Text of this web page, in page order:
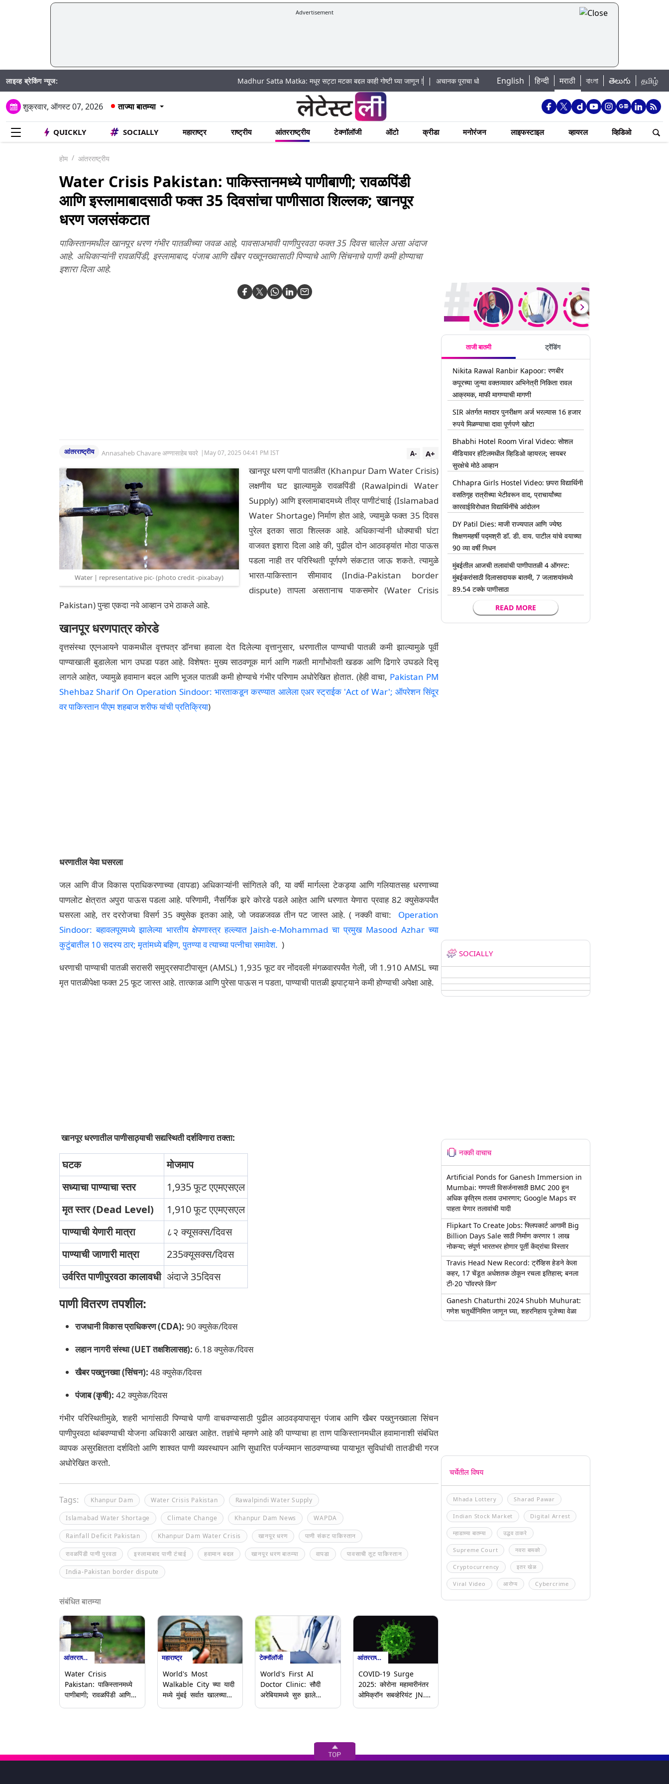
Advertisement
लाइव्ह ब्रेकिंग न्यूज: Madhur Satta Matka: मधूर सट्टा मटका बद्दल काही गोष्टी घ्या जाणून !|अचानक पूराचा धोका: खडकवासला धरणातून मुठानदी पात्रात विसर्ग सुरु; नागरिकांना नदीपात्रात न
English हिन्दी मराठी বাংলা తెలుగు தமிழ்
शुक्रवार, ऑगस्ट 07, 2026 ताज्या बातम्या
QUICKLY SOCIALLY महाराष्ट्र राष्ट्रीय आंतरराष्ट्रीय टेक्नॉलॉजी ऑटो क्रीडा मनोरंजन लाइफस्टाइल व्हायरल व्हिडिओ
होम आंतरराष्ट्रीय
Water Crisis Pakistan: पाकिस्तानमध्ये पाणीबाणी; रावळपिंडी
आणि इस्लामाबादसाठी फक्त 35 दिवसांचा पाणीसाठा शिल्लक; खानपूर
धरण जलसंकटात
पाकिस्तानमधील खानपूर धरण गंभीर पातळीच्या जवळ आहे, पावसाअभावी पाणीपुरवठा फक्त 35 दिवस चालेल असा अंदाज
आहे. अधिकाऱ्यांनी रावळपिंडी, इस्लामाबाद, पंजाब आणि खैबर पख्तूनख्वासाठी पिण्याचे आणि सिंचनाचे पाणी कमी होण्याचा
इशारा दिला आहे.
आंतरराष्ट्रीय Annasaheb Chavare अण्णासाहेब चवरे | May 07, 2025 04:41 PM IST A+
A-
Water | representative pic- (photo credit -pixabay)
खानपूर धरण पाणी पातळीत (Khanpur Dam Water Crisis)
लक्षणीय घट झाल्यामुळे रावळपिंडी (Rawalpindi Water
Supply) आणि इस्लामाबादमध्ये तीव्र पाणीटंचाई (Islamabad
Water Shortage) निर्माण होत आहे, ज्यामुळे फक्त 35 दिवस
पुरेल इतका साठा शिल्लक आहे. अधिकाऱ्यांनी धोक्याची घंटा
वाजवत इशारा दिला आहे की, पुढील दोन आठवड्यांत मोठा पाऊस
पडला नाही तर परिस्थिती पूर्णपणे संकटात जाऊ शकते. त्यामुळे
भारत-पाकिस्तान सीमावाद (India-Pakistan border
dispute) तापला असतानाच पाकसमोर (Water Crisis
Pakistan) पुन्हा एकदा नवे आव्हान उभे ठाकले आहे.
खानपूर धरणपात्र कोरडे
वृत्तसंस्था एएनआयने पाकमधील वृत्तपत्र डॉनचा हवाला देत दिलेल्या वृत्तानुसार, धरणातील पाण्याची पातळी कमी झाल्यामुळे पूर्वी
पाण्याखाली बुडालेला भाग उघडा पडत आहे. विशेषतः मुख्य साठवणूक मार्ग आणि गळती मार्गांभोवती खडक आणि ढिगारे उघडले दिसू
लागले आहेत, ज्यामुळे हवामान बदल आणि भूजल पातळी कमी होण्याचे गंभीर परिणाम अधोरेखित होतात. (हेही वाचा, Pakistan PM
Shehbaz Sharif On Operation Sindoor: भारताकडून करण्यात आलेला एअर स्ट्राईक 'Act of War'; ऑपरेशन सिंदूर
वर पाकिस्तान पीएम शहबाज शरीफ यांची प्रतिक्रिया)
धरणातील येवा घसरला
जल आणि वीज विकास प्राधिकरणाच्या (वापडा) अधिकाऱ्यांनी सांगितले की, या वर्षी मार्गल्ला टेकड्या आणि गलियातसह धरणाच्या
पाणलोट क्षेत्रात अपुरा पाऊस पडला आहे. परिणामी, नैसर्गिक झरे कोरडे पडले आहेत आणि धरणात येणारा प्रवाह 82 क्युसेकपर्यंत
घसरला आहे, तर दररोजचा विसर्ग 35 क्युसेक इतका आहे, जो जवळजवळ तीन पट जास्त आहे. ( नक्की वाचा: Operation
Sindoor: बहावलपूरमध्ये झालेल्या भारतीय क्षेपणास्त्र हल्ल्यात Jaish-e-Mohammad चा प्रमुख Masood Azhar च्या
कुटुंबातील 10 सदस्य ठार; मृतांमध्ये बहिण, पुतण्या व त्याच्या पत्नीचा समावेश. )
धरणाची पाण्याची पातळी सरासरी समुद्रसपाटीपासून (AMSL) 1,935 फूट वर नोंदवली मंगळवारपर्यंत गेली, जी 1.910 AMSL च्या
मृत पातळीपेक्षा फक्त 25 फूट जास्त आहे. तात्काळ आणि पुरेसा पाऊस न पडता, पाण्याची पातळी झपाट्याने कमी होण्याची अपेक्षा आहे.
खानपूर धरणातील पाणीसाठ्याची सद्यस्थिती दर्शविणारा तक्ता:
घटक
मोजमाप
सध्याचा पाण्याचा स्तर
1,935 फूट एएमएसएल
मृत स्तर (Dead Level)
1,910 फूट एएमएसएल
पाण्याची येणारी मात्रा
८२ क्यूसक्स/दिवस
पाण्याची जाणारी मात्रा
235क्यूसक्स/दिवस
उर्वरित पाणीपुरवठा कालावधी अंदाजे 35दिवस
पाणी वितरण तपशील:
राजधानी विकास प्राधिकरण (CDA): 90 क्युसेक/दिवस
लहान नागरी संस्था (UET तक्षशिलासह): 6.18 क्युसेक/दिवस
खैबर पख्तुनख्वा (सिंचन): 48 क्युसेक/दिवस
पंजाब (कृषी): 42 क्युसेक/दिवस
गंभीर परिस्थितीमुळे, शहरी भागांसाठी पिण्याचे पाणी वाचवण्यासाठी पुढील आठवड्यापासून पंजाब आणि खैबर पख्तुनख्वाला सिंचन
पाणीपुरवठा थांबवण्याची योजना अधिकारी आखत आहेत. तज्ञांचे म्हणणे आहे की पाण्याचा हा ताण पाकिस्तानमधील हवामानाशी संबंधित
व्यापक असुरक्षितता दर्शवितो आणि शाश्वत पाणी व्यवस्थापन आणि सुधारित पर्जन्यमान साठवण्याच्या पायाभूत सुविधांची तातडीची गरज
अधोरेखित करतो.
Tags: Khanpur Dam Water Crisis Pakistan Rawalpindi Water Supply
Islamabad Water Shortage Climate Change Khanpur Dam News WAPDA
Rainfall Deficit Pakistan Khanpur Dam Water Crisis खानपूर धरण पाणी संकट पाकिस्तान
रावळपिंडी पाणी पुरवठा इस्लामाबाद पाणी टंचाई हवामान बदल खानपूर धरण बातम्या वापडा पावसाची तूट पाकिस्तान
India-Pakistan border dispute
संबंधित बातम्या
आंतरराष्ट्रीय
Water Crisis
Pakistan: पाकिस्तानमध्ये
पाणीबाणी; रावळपिंडी आणि
महाराष्ट्र
World's Most
Walkable City च्या यादी
मध्ये मुंबई सर्वात खालच्या
टेक्नॉलॉजी
World's First AI
Doctor Clinic: सौदी
अरेबियामध्ये सुरु झाले
आंतरराष्ट्रीय
COVID-19 Surge
2025: कोरोना महामारीनंतर
ओमिक्रॉन सबव्हेरियंट JN.1
ताजी बातमी ट्रेंडिंग
Nikita Rawal Ranbir Kapoor: रणबीर
कपूरच्या जुन्या वक्तव्यावर अभिनेत्री निकिता रावल
आक्रमक, माफी मागण्याची मागणी
SIR अंतर्गत मतदार पुनरीक्षण अर्ज भरल्यास 16 हजार
रुपये मिळण्याचा दावा पूर्णपणे खोटा
Bhabhi Hotel Room Viral Video: सोशल
मीडियावर हॉटेलमधील व्हिडिओ व्हायरल; सायबर
सुरक्षेचे मोठे आव्हान
Chhapra Girls Hostel Video: छपरा विद्यार्थिनी
वसतिगृह रात्रीच्या भेटीवरून वाद, प्राचार्यांच्या
कारवाईविरोधात विद्यार्थिनींचे आंदोलन
DY Patil Dies: माजी राज्यपाल आणि ज्येष्ठ
शिक्षणमहर्षी पद्मश्री डॉ. डी. वाय. पाटील यांचे वयाच्या
90 व्या वर्षी निधन
मुंबईतील आजची तलावांची पाणीपातळी 4 ऑगस्ट:
मुंबईकरांसाठी दिलासादायक बातमी, 7 जलाशयांमध्ये
89.54 टक्के पाणीसाठा
READ MORE
SOCIALLY
नक्की वाचाच
Artificial Ponds for Ganesh Immersion in
Mumbai: गणपती विसर्जनासाठी BMC 200 हून
अधिक कृत्रिम तलाव उभारणार; Google Maps वर
पाहता येणार तलावांची यादी
Flipkart To Create Jobs: फ्लिपकार्ट आगामी Big
Billion Days Sale साठी निर्माण करणार 1 लाख
नोकऱ्या; संपूर्ण भारतभर होणार पूर्ती केंद्रांचा विस्तार
Travis Head New Record: ट्रॅव्हिस हेडने केला
कहर, 17 चेंडूत अर्धशतक ठोकून रचला इतिहास; बनला
टी-20 'पॉवरप्ले किंग'
Ganesh Chaturthi 2024 Shubh Muhurat:
गणेश चतुर्थीनिमित्त जाणून घ्या, शहरनिहाय पूजेच्या वेळा
चर्चेतील विषय
Mhada Lottery Sharad Pawar
Indian Stock Market Digital Arrest
म्हाडाच्या बातम्या उद्धव ठाकरे
Supreme Court नवरा बायको
Cryptocurrency इतर खेळ
Viral Video आरोग्य Cybercrime